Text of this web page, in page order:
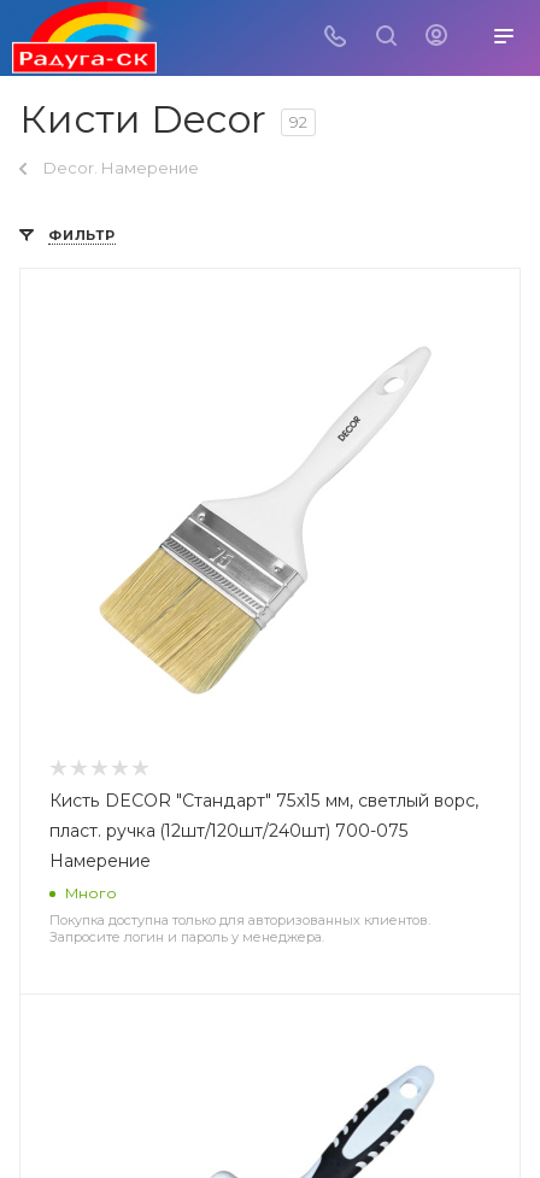
Кисти Decor 92
Decor. Намерение
ФИЛЬТР
Кисть DECOR "Стандарт" 75х15 мм, светлый ворс,
пласт. ручка (12шт/120шт/240шт) 700-075
Намерение
Много
Покупка доступна только для авторизованных клиентов.
Запросите логин и пароль у менеджера.